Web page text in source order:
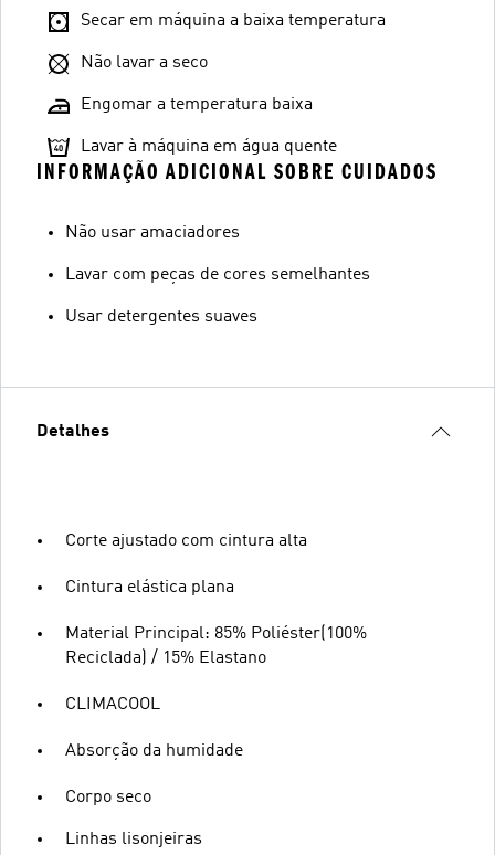
Secar em máquina a baixa temperatura
Não lavar a seco
Engomar a temperatura baixa
Lavar à máquina em água quente
INFORMAÇÃO ADICIONAL SOBRE CUIDADOS
Não usar amaciadores
Lavar com peças de cores semelhantes
Usar detergentes suaves
Detalhes
Corte ajustado com cintura alta
Cintura elástica plana
Material Principal: 85% Poliéster(100%
Reciclada) / 15% Elastano
CLIMACOOL
Absorção da humidade
Corpo seco
Linhas lisonjeiras